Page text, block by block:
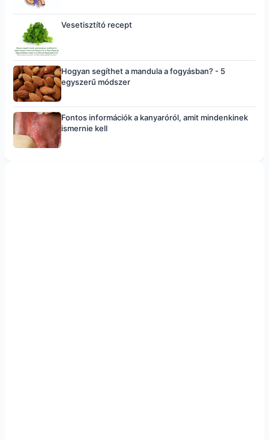
Vesetisztító recept
Hogyan segíthet a mandula a fogyásban? - 5
egyszerű módszer
Fontos információk a kanyaróról, amit mindenkinek
ismernie kell